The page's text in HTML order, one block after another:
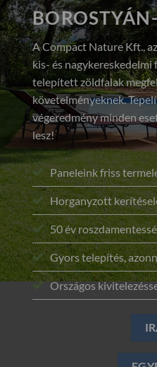
A Compact Nature Kft.,
kis- és
telepített zöldfalak
követelményeknek.
végeredmény minden
lesz!
Paneleink friss
Horganyzott
50 év
Gyors telepítés,
Országos